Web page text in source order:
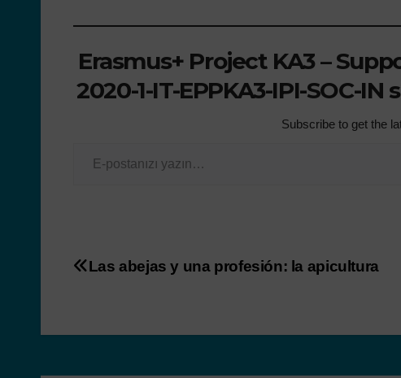
Erasmus+ Project KA3 –
2020-1-IT-EPPKA3-IPI-SOC-
Subscribe to get the
Las abejas y una profesión: la apicultura